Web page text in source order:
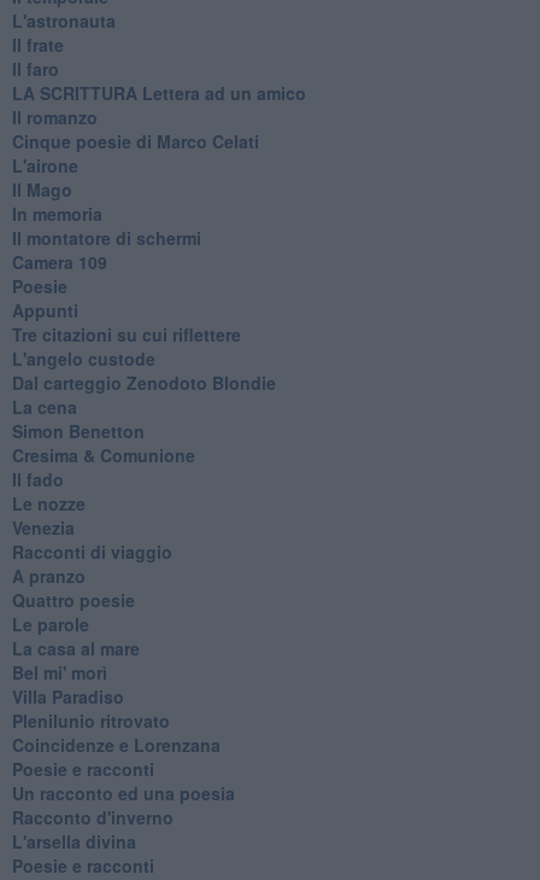
L'astronauta
Il frate
Il faro
​LA SCRITTURA Lettera ad un amico
Il romanzo
Cinque poesie di Marco Celati
L'airone
Il Mago
In memoria
Il montatore di schermi
Camera 109
Poesie
Appunti
Tre citazioni su cui riflettere
L'angelo custode
Dal carteggio Zenodoto Blondie
La cena
Simon Benetton
Cresima & Comunione
Il fado
Le nozze
Venezia
Racconti di viaggio
A pranzo
Quattro poesie
Le parole
La casa al mare
Bel mi' morì
Villa Paradiso
Plenilunio ritrovato
Coincidenze e Lorenzana
Poesie e racconti
Un racconto ed una poesia
Racconto d'inverno
​L'arsella divina
Poesie e racconti